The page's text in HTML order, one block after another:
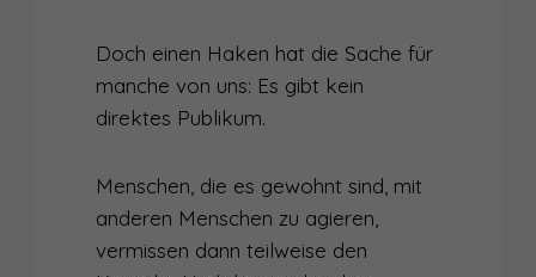
Doch einen Haken hat die Sache für
manche von uns: Es gibt kein
direktes Publikum.
Menschen, die es gewohnt sind, mit
anderen Menschen zu agieren,
vermissen dann teilweise den